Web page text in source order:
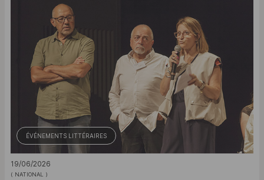
ÉVÉNEMENTS LITTÉRAIRES
19/06/2026
( NATIONAL )